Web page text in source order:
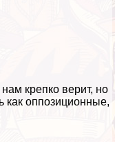
крепко верит, но
как оппозиционные,